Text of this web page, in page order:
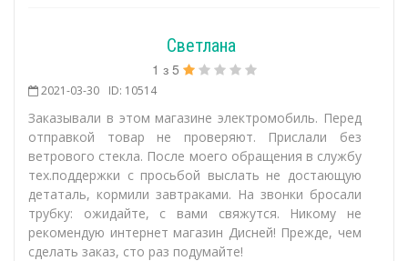
Светлана
1 з 5
2021-03-30 ID: 10514
Заказывали в этом магазине электромобиль. Перед
отправкой товар не проверяют. Прислали без
ветрового стекла. После моего обращения в службу
тех.поддержки с просьбой выслать не достающую
детаталь, кормили завтраками. На звонки бросали
трубку: ожидайте, с вами свяжутся. Никому не
рекомендую интернет магазин Дисней! Прежде, чем
сделать заказ, сто раз подумайте!